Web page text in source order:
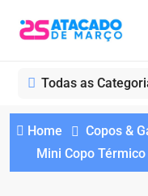
Todas as
Home
Copos &
Mini Copo